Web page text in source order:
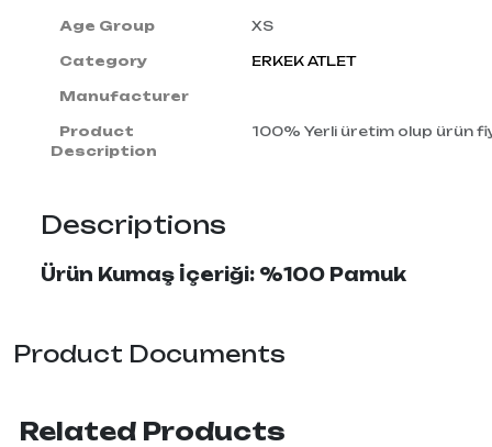
Age Group XS
Category ERKEK ATLET
Manufacturer
Product
Description
100% Yerli üretim olup ürün
Descriptions
Ürün Kumaş İçeriği: %100 Pamuk
Product Documents
Related Products